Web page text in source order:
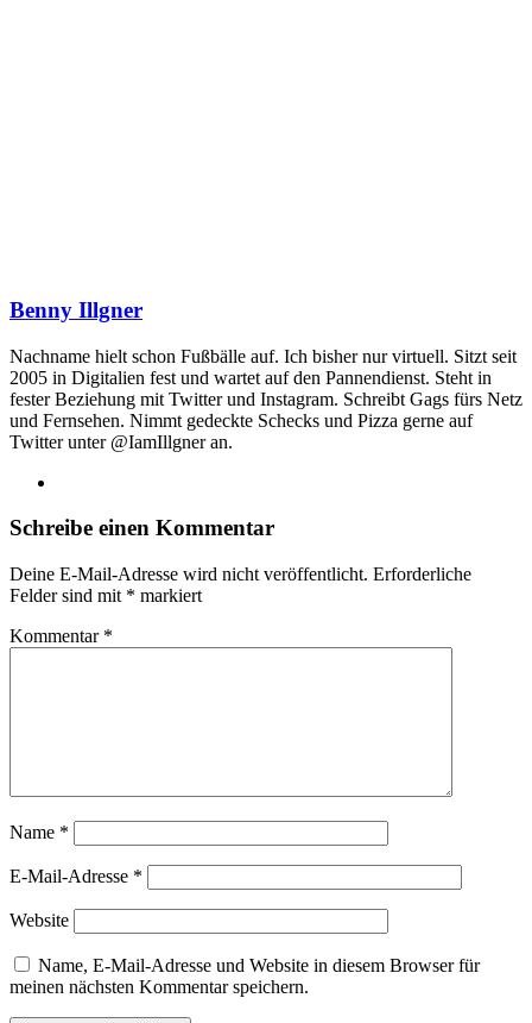
Benny Illgner
Nachname hielt schon Fußbälle auf. Ich bisher nur virtuell. Sitzt seit
2005 in Digitalien fest und wartet auf den Pannendienst. Steht in
fester Beziehung mit Twitter und Instagram. Schreibt Gags fürs Netz
und Fernsehen. Nimmt gedeckte Schecks und Pizza gerne auf
Twitter unter @IamIllgner an.
Schreibe einen Kommentar
Deine E-Mail-Adresse wird nicht veröffentlicht. Erforderliche
Felder sind mit * markiert
Kommentar *
Name *
E-Mail-Adresse *
Website
Name, E-Mail-Adresse und Website in diesem Browser für
meinen nächsten Kommentar speichern.